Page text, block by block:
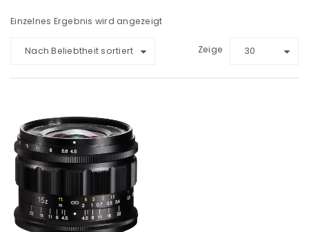
Einzelnes Ergebnis wird angezeigt
Nach Beliebtheit sortiert Zeige 30